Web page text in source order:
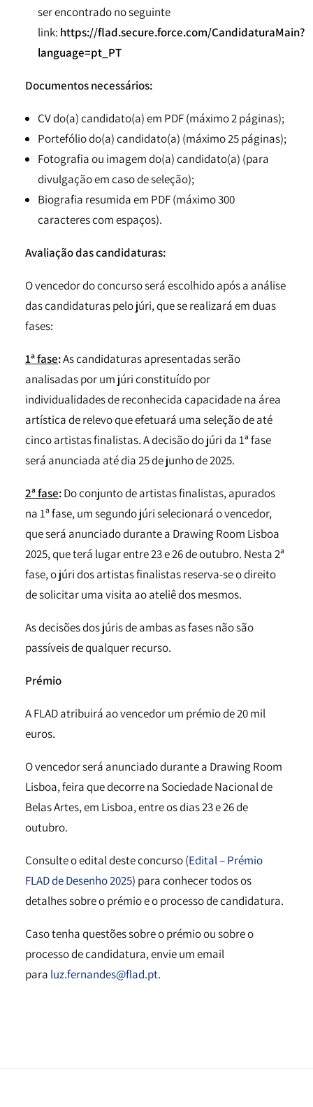
ser encontrado no seguinte
link: https://flad.secure.force.com/CandidaturaMain?
language=pt_PT
Documentos necessários:
CV do(a) candidato(a) em PDF (máximo 2 páginas);
Portefólio do(a) candidato(a) (máximo 25 páginas);
Fotografia ou imagem do(a) candidato(a) (para
divulgação em caso de seleção);
Biografia resumida em PDF (máximo 300
caracteres com espaços).
Avaliação das candidaturas:
O vencedor do concurso será escolhido após a análise
das candidaturas pelo júri, que se realizará em duas
fases:
1ª fase:As candidaturas apresentadas serão
analisadas por um júri constituído por
individualidades de reconhecida capacidade na área
artística de relevo que efetuará uma seleção de até
cinco artistas finalistas. A decisão do júri da 1ª fase
será anunciada até dia 25 de junho de 2025.
2ª fase:Do conjunto de artistas finalistas, apurados
na 1ª fase, um segundo júri selecionará o vencedor,
que será anunciado durante a Drawing Room Lisboa
2025, que terá lugar entre 23 e 26 de outubro. Nesta 2ª
fase, o júri dos artistas finalistas reserva-se o direito
de solicitar uma visita ao ateliê dos mesmos.
As decisões dos júris de ambas as fases não são
passíveis de qualquer recurso.
Prémio
A FLAD atribuirá ao vencedor um prémio de 20 mil
euros.
O vencedor será anunciado durante a Drawing Room
Lisboa, feira que decorre na Sociedade Nacional de
Belas Artes, em Lisboa, entre os dias 23 e 26 de
outubro.
Consulte o edital deste concurso (Edital – Prémio
FLAD de Desenho 2025) para conhecer todos os
detalhes sobre o prémio e o processo de candidatura.
Caso tenha questões sobre o prémio ou sobre o
processo de candidatura, envie um email
para luz.fernandes@flad.pt.